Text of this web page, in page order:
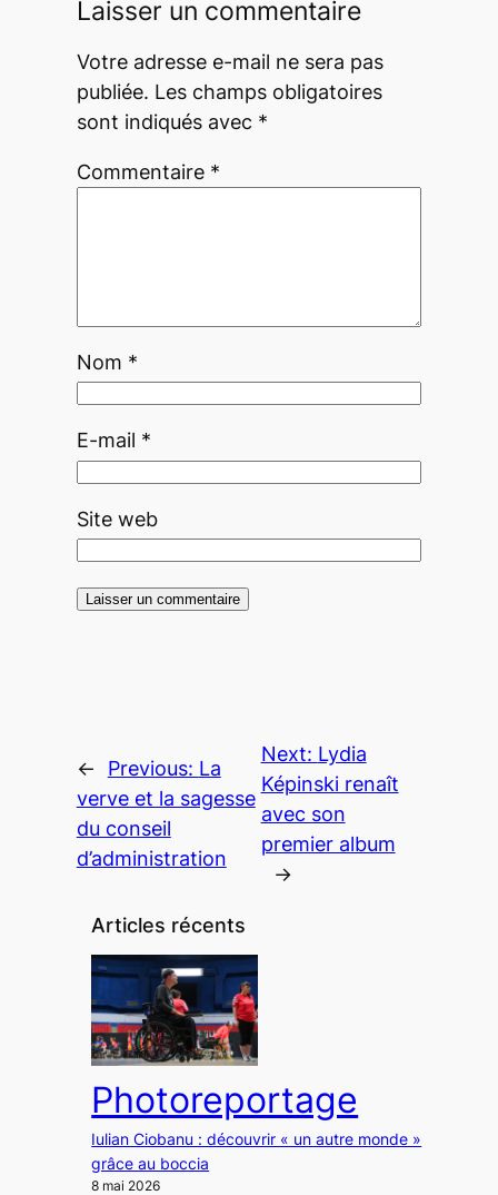
Laisser un commentaire
Votre adresse e-mail ne sera pas
publiée. Les champs obligatoires
sont indiqués avec *
Commentaire *
Nom *
E-mail *
Site web
← Previous: La
verve et la sagesse
du conseil
d’administration
Next: Lydia
Képinski renaît
avec son
premier album
→
Articles récents
Photoreportage
Iulian Ciobanu : découvrir « un autre monde »
grâce au boccia
8 mai 2026